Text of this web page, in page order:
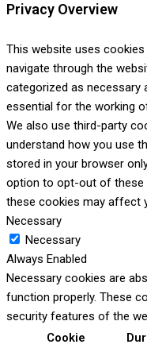
Privacy Overview
This website uses
navigate through the
categorized as necessary
essential for the working
We also use third-party
understand how you use
stored in your browser
option to opt-out of
these cookies may affect
Necessary
Necessary
Always Enabled
Necessary cookies are
function properly. These
security features of the
Cookie